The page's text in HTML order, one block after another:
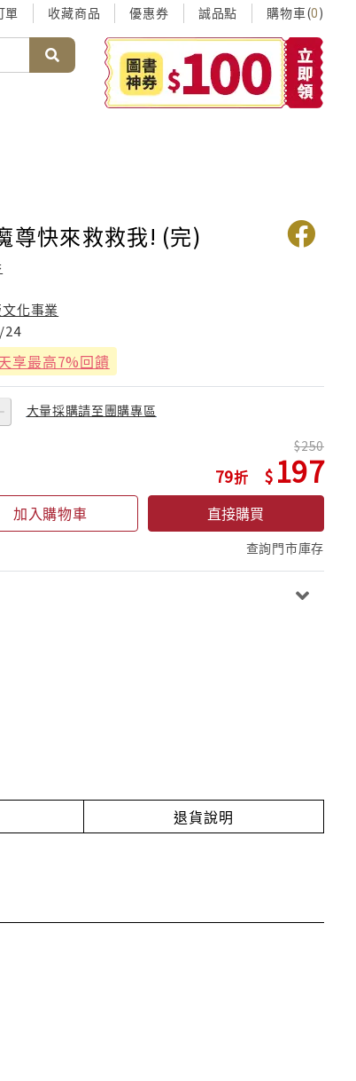
單 收藏商品 優惠券 誠品點 購物車(0)
尊快來救救我! (完)
化事業
24
享最高7%回饋
大量採購請至團購專區
79
250
197
加入購物車 直接購買
查詢門市庫存
退貨說明